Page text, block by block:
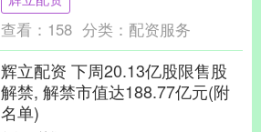
查看： 158 分类： 配资服务
辉立配资 下周20.13亿股限售股
解禁, 解禁市值达188.77亿元(附
名单)